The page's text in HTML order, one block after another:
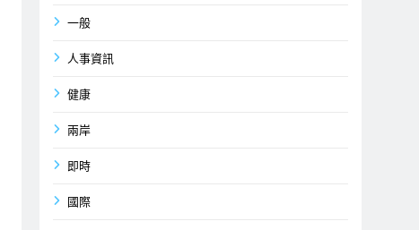
一般
人事資訊
健康
兩岸
即時
國際